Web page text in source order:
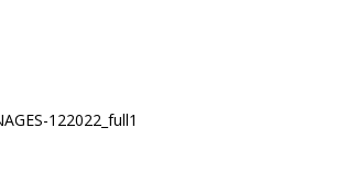
122022_full1